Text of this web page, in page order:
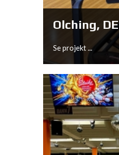
Olching, DE
Se projekt ...